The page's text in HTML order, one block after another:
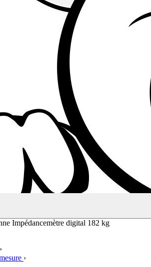
Impédancemètre digital 182 kg
›
›